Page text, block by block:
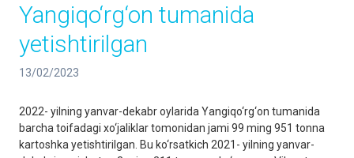
Yangiqo‘rg‘on tumanida
yetishtirilgan
13/02/2023
2022- yilning yanvar-dekabr oylarida Yangiqo‘rg‘on tumanida
barcha toifadagi xo‘jaliklar tomonidan jami 99 ming 951 tonna
kartoshka yetishtirilgan. Bu ko‘rsatkich 2021- yilning yanvar-